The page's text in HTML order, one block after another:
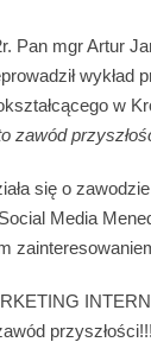
Pan mgr Artur
wykład
w
zawód
się o
Media
przyszłości!!!